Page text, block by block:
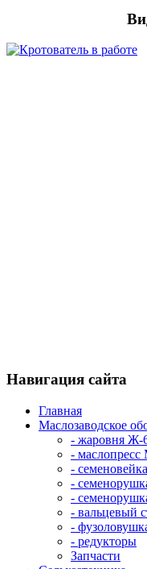
Навигация сайта
Главная
Маслозаводское
- жаровня Ж-
-
-
-
-
- вальцевый
-
- редукторы
Запчасти